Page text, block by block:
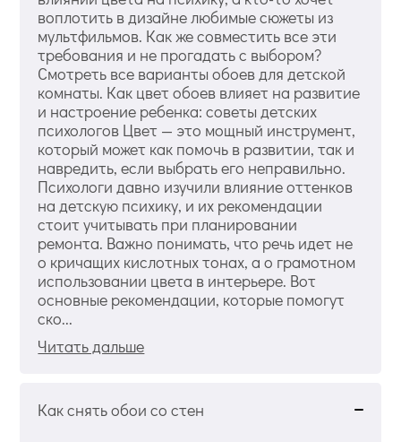
воплотить в дизайне любимые сюжеты из
мультфильмов. Как же совместить все эти
требования и не прогадать с выбором?
Смотреть все варианты обоев для детской
комнаты. Как цвет обоев влияет на развитие
и настроение ребенка: советы детских
психологов Цвет — это мощный инструмент,
который может как помочь в развитии, так и
навредить, если выбрать его неправильно.
Психологи давно изучили влияние оттенков
на детскую психику, и их рекомендации
стоит учитывать при планировании
ремонта. Важно понимать, что речь идет не
о кричащих кислотных тонах, а о грамотном
использовании цвета в интерьере. Вот
основные рекомендации, которые помогут
ско...
Читать дальше
Как снять обои со стен